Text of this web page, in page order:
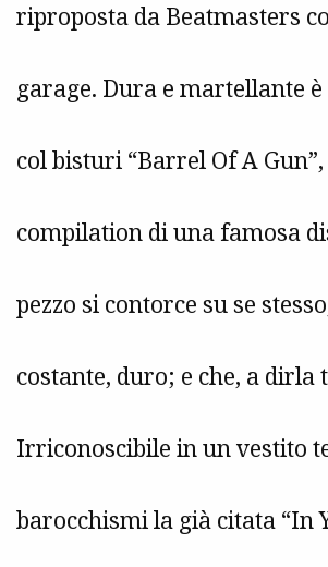
riproposta da Beatmasters
garage. Dura e martellante
col bisturi “Barrel Of A
compilation di una famosa
pezzo si contorce su se
costante, duro; e che, a dirla
Irriconoscibile in un vestito
barocchismi la già citata “In